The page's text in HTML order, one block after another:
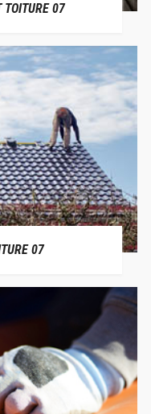
TOITURE 07
07